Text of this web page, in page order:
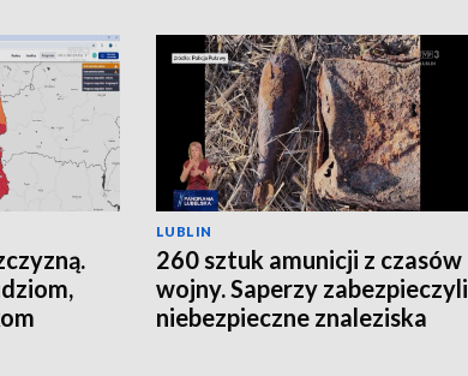
LUBLIN
260 sztuk amunicji z czasów
wojny. Saperzy zabezpieczyli
niebezpieczne znaleziska